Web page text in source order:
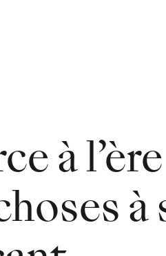
à l’ère
à